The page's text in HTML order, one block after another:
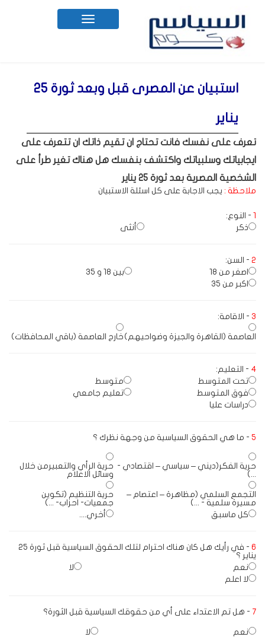
Toggle
navigation
استبيان عن المصرى قبل وبعد ثورة 25
يناير
تعرف على نفسك فانت تحتاج ان تقيم ذاتك ان تتعرف على
ايجابياتك وسلبياتك واكتشف بنفسك هل هناك تغير طرأ على
الشخصية المصرية بعد ثورة 25 يناير
ملاحظة : يجب الاجابة على كل اسئلة الاستبيان
1 - النوع:
ذكر
أنثى
2 - السن:
اصغر من 18
بين 18 و 35
اكبر من 35
3 - الاقامة:
العاصمة (القاهرة والجيزة وضواحيهم) خارج العاصمة (باقي المحافظات)
4 - التعليم:
تحت المتوسط
متوسط
فوق المتوسط
تعليم جامعي
دراسات عليا
5 - ما هي الحقوق السياسية من وجهة نظرك ؟
حرية الفكر(ديني – سياسي – اقتصادي -
...)
حرية الرأي والتعبيرمن خلال
وسائل الاعلام
التجمع السلمي (مظاهرة – اعتصام –
مسيرة سلمية - ...)
حرية التنظيم (تكوين
جمعيات- احزاب- ...)
كل ماسبق
أخري....
6
- في رأيك هل كان هناك احترام لتلك الحقوق السياسية قبل ثورة 25
يناير ؟
نعم
لا
لا اعلم
7 - هل تم الاعتداء على أي من حقوقك السياسية قبل الثورة؟
نعم
لا